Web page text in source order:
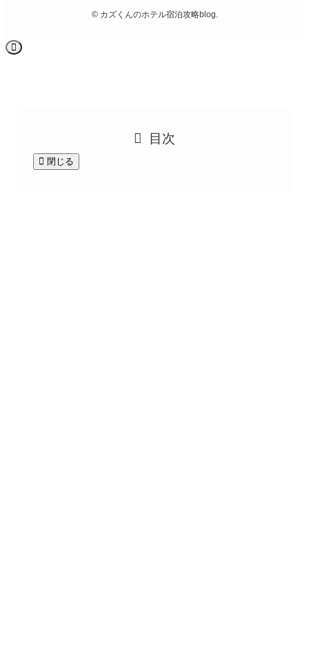
©カズくんのホテル宿泊攻略blog.
目次
閉じる